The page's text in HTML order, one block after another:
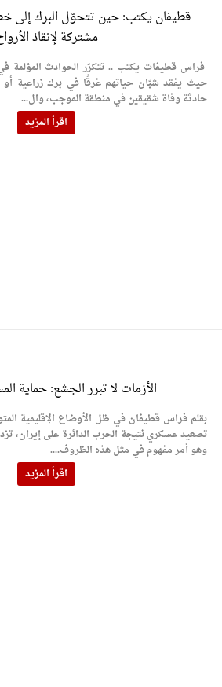
قطيفان يكتب: حين تتحوّل البرك إلى
مشتركة لإنقاذ
فراس قطيفات يكتب .. تتكرّر الحوادث المؤلمة
حيث يفقد شبّان حياتهم غرقًا في برك زراعية أو
حادثة وفاة شقيقين في منطقة الموجب، وال...
اقرأ المزيد
الأزمات لا تبرر الجشع: حماية
بقلم فراس قطيفان في ظل الأوضاع الإقليمية
تصعيد عسكري نتيجة الحرب الدائرة على إيران،
وهو أمر مفهوم في مثل هذه الظروف....
اقرأ المزيد